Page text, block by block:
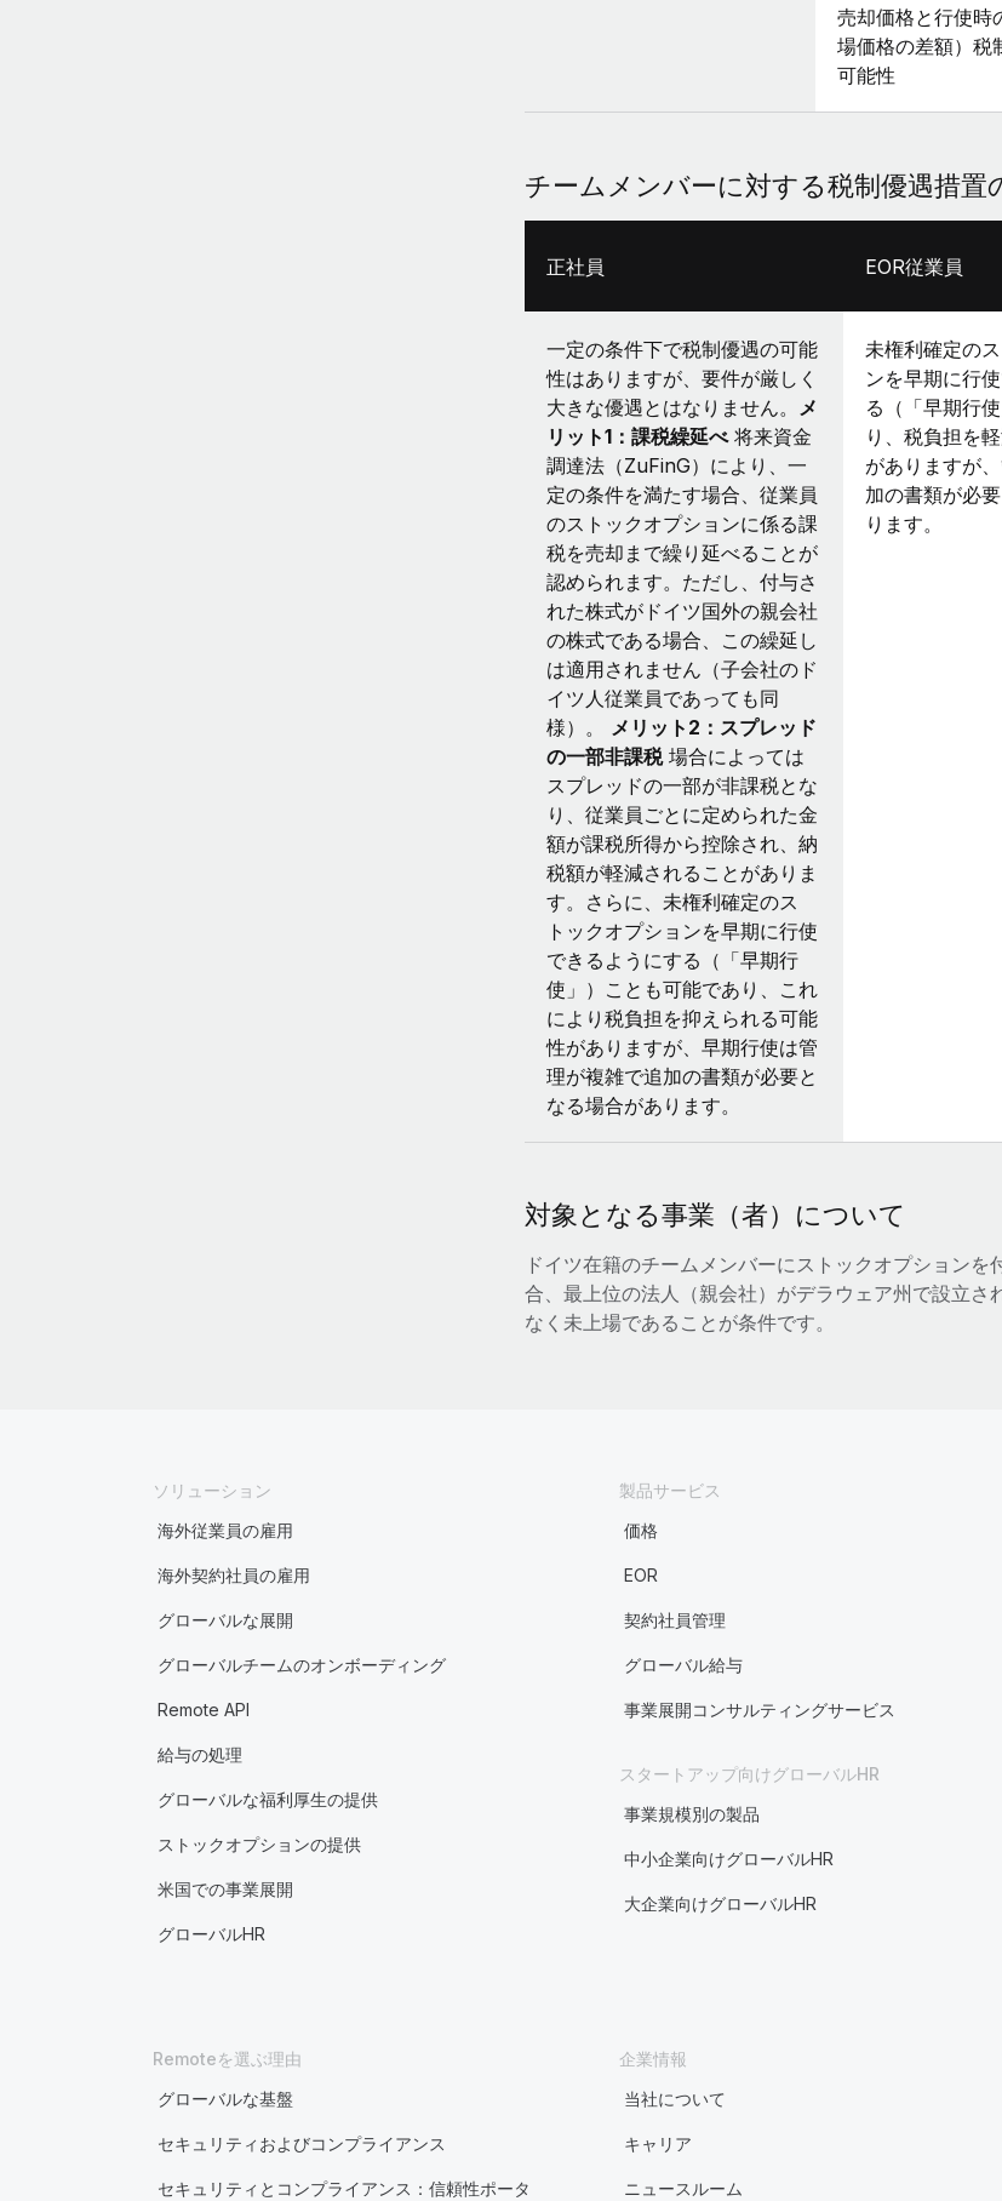
売却価格と行使時
場価格の差額）税
可能性
チームメンバーに対する税制優遇措置
正社員 EOR従業員
一定の条件下で税制優遇の可能
性はありますが、要件が厳しく
大きな優遇とはなりません。
メ
リット1：課税繰延べ将来資金
調達法（ZuFinG）により、一
定の条件を満たす場合、従業員
のストックオプションに係る課
税を売却まで繰り延べることが
認められます。ただし、付与さ
れた株式がドイツ国外の親会社
の株式である場合、この繰延し
は適用されません（子会社のド
イツ人従業員であっても同
様）。
メリット2：スプレッド
の一部非課税場合によっては
スプレッドの一部が非課税とな
り、従業員ごとに定められた金
額が課税所得から控除され、納
税額が軽減されることがありま
す。さらに、未権利確定のス
トックオプションを早期に行使
できるようにする（「早期行
使」）ことも可能であり、これ
により税負担を抑えられる可能
性がありますが、早期行使は管
理が複雑で追加の書類が必要と
なる場合があります。
未権利確定の
ンを早期に行
る（「早期行
り、税負担を
がありますが
加の書類が必
ります。
対象となる事業（者）について
ドイツ在籍のチームメンバーにストックオプションを
合、最上位の法人（親会社）がデラウェア州で設立
なく未上場であることが条件です。
ソリューション
海外従業員の雇用
海外契約社員の雇用
グローバルな展開
グローバルチームのオンボーディング
Remote API
給与の処理
グローバルな福利厚生の提供
ストックオプションの提供
米国での事業展開
グローバルHR
製品サービス
価格
EOR
契約社員管理
グローバル給与
事業展開コンサルティングサービス
スタートアップ向けグローバルHR
事業規模別の製品
中小企業向けグローバルHR
大企業向けグローバルHR
Remoteを選ぶ理由
グローバルな基盤
セキュリティおよびコンプライアンス
セキュリティとコンプライアンス：信頼性ポータ
企業情報
当社について
キャリア
ニュースルーム